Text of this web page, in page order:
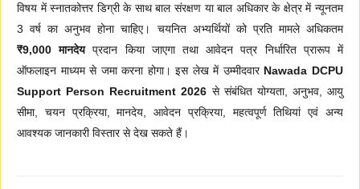
विषय में स्नातकोत्तर डिग्री के साथ बाल संरक्षण या बाल अधिकार के क्षेत्र में न्यूनतम
3 वर्ष का अनुभव होना चाहिए। चयनित अभ्यर्थियों को प्रति मामले अधिकतम
₹9,000 मानदेयप्रदान किया जाएगा तथा आवेदन पत्र निर्धारित प्रारूप में
ऑफलाइन माध्यम से जमा करना होगा। इस लेख में उम्मीदवार Nawada DCPU
Support Person Recruitment 2026 से संबंधित योग्यता, अनुभव, आयु
सीमा, चयन प्रक्रिया, मानदेय, आवेदन प्रक्रिया, महत्वपूर्ण तिथियां एवं अन्य
आवश्यक जानकारी विस्तार से देख सकते हैं।